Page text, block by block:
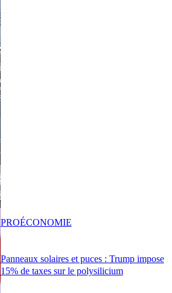
Panneaux solaires et puces : Trump impose
15% de taxes sur le polysilicium
PROÉCONOMIE